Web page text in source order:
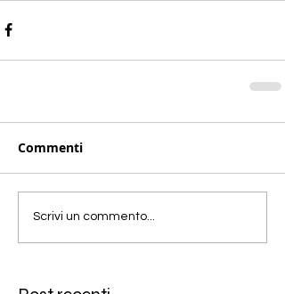
Commenti
Scrivi un commento...